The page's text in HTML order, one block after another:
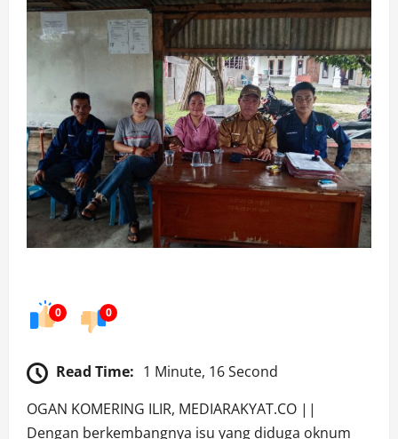
0 0
Read Time: 1 Minute, 16 Second
OGAN KOMERING ILIR, MEDIARAKYAT.CO ||
Dengan berkembangnya isu yang diduga oknum